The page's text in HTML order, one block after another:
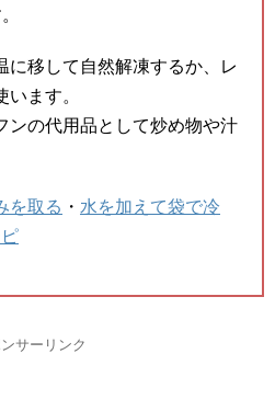
に移して自然解凍するか、レ
ます。
ンの代用品として炒め物や汁
を取る ・ 水を加えて袋で冷
サーリンク